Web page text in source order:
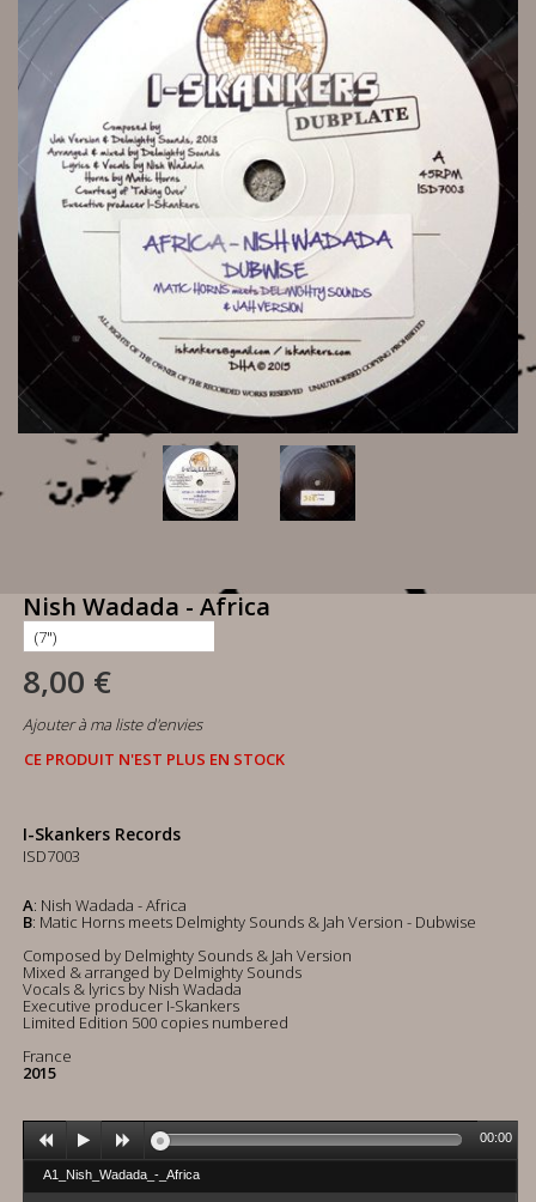
Nish Wadada - Africa
8,00 €
Ajouter à ma liste d'envies
CE PRODUIT N'EST PLUS EN STOCK
I-Skankers Records
ISD7003
A: Nish Wadada - Africa
B: Matic Horns meets Delmighty Sounds & Jah Version - Dubwise
Composed by Delmighty Sounds & Jah Version
Mixed & arranged by Delmighty Sounds
Vocals & lyrics by Nish Wadada
Executive producer I-Skankers
Limited Edition 500 copies numbered
France
2015
A1_Nish_Wadada_-_Africa
00:00